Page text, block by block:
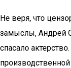
Не веря, что
замыслы, Андрей
спасало